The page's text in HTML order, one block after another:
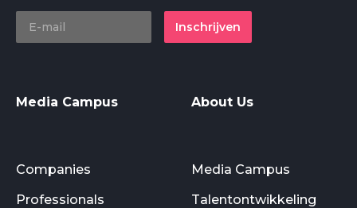
Inschrijven
Media Campus
Companies
Professionals
About Us
Media Campus
Talentontwikkeling